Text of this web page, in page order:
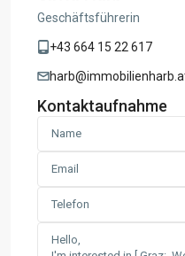
Geschäftsführerin
+43 664 15 22 617
Kontaktaufnahme